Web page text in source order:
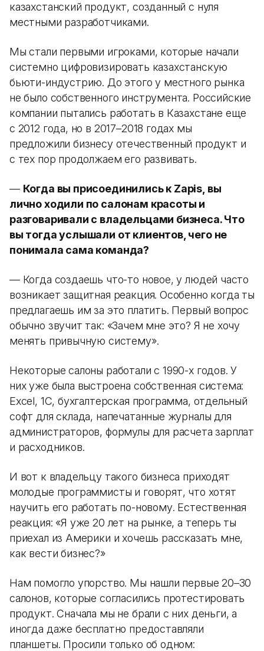
казахстанский продукт, созданный с нуля
местными разработчиками.
Мы стали первыми игроками, которые начали
системно цифровизировать казахстанскую
бьюти-индустрию. До этого у местного рынка
не было собственного инструмента. Российские
компании пытались работать в Казахстане еще
с 2012 года, но в 2017–2018 годах мы
предложили бизнесу отечественный продукт и
с тех пор продолжаем его развивать.
— Когда вы присоединились к Zapis, вы
лично ходили по салонам красоты и
разговаривали с владельцами бизнеса. Что
вы тогда услышали от клиентов, чего не
понимала сама команда?
— Когда создаешь что-то новое, у людей часто
возникает защитная реакция. Особенно когда ты
предлагаешь им за это платить. Первый вопрос
обычно звучит так: «Зачем мне это? Я не хочу
менять привычную систему».
Некоторые салоны работали с 1990-х годов. У
них уже была выстроена собственная система:
Excel, 1С, бухгалтерская программа, отдельный
софт для склада, напечатанные журналы для
администраторов, формулы для расчета зарплат
и расходников.
И вот к владельцу такого бизнеса приходят
молодые программисты и говорят, что хотят
научить его работать по-новому. Естественная
реакция: «Я уже 20 лет на рынке, а теперь ты
приехал из Америки и хочешь рассказать мне,
как вести бизнес?»
Нам помогло упорство. Мы нашли первые 20–30
салонов, которые согласились протестировать
продукт. Сначала мы не брали с них деньги, а
иногда даже бесплатно предоставляли
планшеты. Просили только об одном: